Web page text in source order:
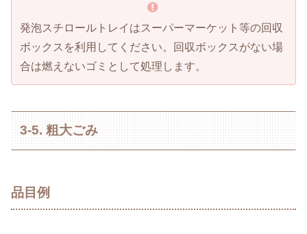
発泡スチロールトレイはスーパーマーケット等の回収
ボックスを利用してください。回収ボックスがない場
合は燃えないゴミとして処理します。
3-5. 粗大ごみ
品目例